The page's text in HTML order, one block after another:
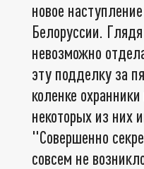
новое
Белоруссии.
невозможно
эту подделку за
коленке
некоторых из них
"Совершенно
совсем не